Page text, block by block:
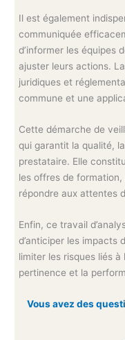
Il est également
communiquée
d’informer les équipes
ajuster leurs actions.
juridiques et
commune et une
Cette démarche de
qui garantit la qualité,
prestataire. Elle
les offres de
répondre aux attentes
Enfin, ce travail
d’anticiper les impacts
limiter les risques liés
pertinence et la
Vous avez des